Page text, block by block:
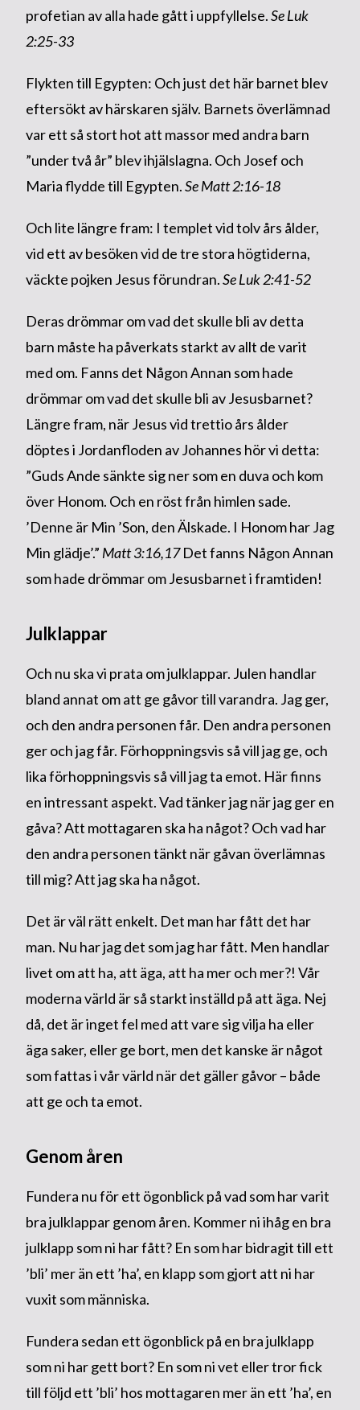
profetian av alla hade gått i uppfyllelse.Se Luk
2:25-33
Flykten till Egypten: Och just det här barnet blev
eftersökt av härskaren själv. Barnets överlämnad
var ett så stort hot att massor med andra barn
”under två år” blev ihjälslagna. Och Josef och
Maria flydde till Egypten.Se Matt 2:16-18
Och lite längre fram: I templet vid tolv års ålder,
vid ett av besöken vid de tre stora högtiderna,
väckte pojken Jesus förundran.Se Luk 2:41-52
Deras drömmar om vad det skulle bli av detta
barn måste ha påverkats starkt av allt de varit
med om. Fanns det Någon Annan som hade
drömmar om vad det skulle bli av Jesusbarnet?
Längre fram, när Jesus vid trettio års ålder
döptes i Jordanfloden av Johannes hör vi detta:
”Guds Ande sänkte sig ner som en duva och kom
över Honom. Och en röst från himlen sade.
’Denne är Min ’Son, den Älskade. I Honom har Jag
Min glädje’.” Matt 3:16,17Det fanns Någon Annan
som hade drömmar om Jesusbarnet i framtiden!
Julklappar
Och nu ska vi prata om julklappar. Julen handlar
bland annat om att ge gåvor till varandra. Jag ger,
och den andra personen får. Den andra personen
ger och jag får. Förhoppningsvis så vill jag ge, och
lika förhoppningsvis så vill jag ta emot. Här finns
en intressant aspekt. Vad tänker jag när jag ger en
gåva? Att mottagaren ska ha något? Och vad har
den andra personen tänkt när gåvan överlämnas
till mig? Att jag ska ha något.
Det är väl rätt enkelt. Det man har fått det har
man. Nu har jag det som jag har fått. Men handlar
livet om att ha, att äga, att ha mer och mer?! Vår
moderna värld är så starkt inställd på att äga. Nej
då, det är inget fel med att vare sig vilja ha eller
äga saker, eller ge bort, men det kanske är något
som fattas i vår värld när det gäller gåvor – både
att ge och ta emot.
Genom åren
Fundera nu för ett ögonblick på vad som har varit
bra julklappar genom åren. Kommer ni ihåg en bra
julklapp som ni har fått? En som har bidragit till ett
’bli’ mer än ett ’ha’, en klapp som gjort att ni har
vuxit som människa.
Fundera sedan ett ögonblick på en bra julklapp
som ni har gett bort? En som ni vet eller tror fick
till följd ett ’bli’ hos mottagaren mer än ett ’ha’, en